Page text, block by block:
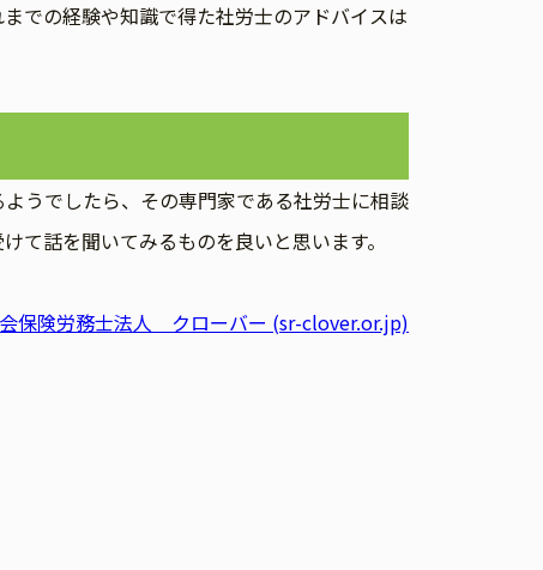
での経験や知識で得た社労士のアドバイスは
うでしたら、その専門家である社労士に相談
て話を聞いてみるものを良いと思います。
保険労務士法人 クローバー (sr-clover.or.jp)